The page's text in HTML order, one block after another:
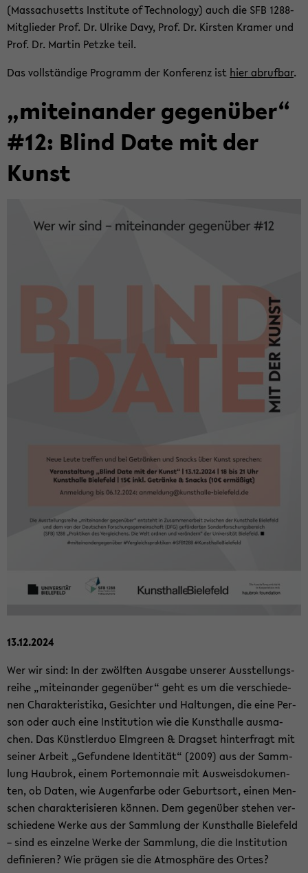
(Mas­sa­chu­setts In­sti­tu­te of Tech­no­lo­gy) auch die SFB 1288-​
Mitglieder Prof. Dr. Ul­ri­ke Davy, Prof. Dr. Kirs­ten Kra­mer und
Prof. Dr. Mar­tin Petz­ke teil.
Das voll­stän­di­ge Pro­gramm der Kon­fe­renz ist hier ab­ruf­bar.
„mit­ein­an­der ge­gen­über“
#12: Blind Date mit der
Kunst
13.12.2024
Wer wir sind: In der zwölf­ten Aus­ga­be un­se­rer Aus­stel­lungs­
rei­he „mit­ein­an­der ge­gen­über“ geht es um die ver­schie­de­
nen Cha­rak­te­ris­ti­ka, Ge­sich­ter und Hal­tun­gen, die eine Per­
son oder auch eine In­sti­tu­ti­on wie die Kunst­hal­le aus­ma­
chen. Das Künst­ler­duo Elm­green & Drags­et hin­ter­fragt mit
sei­ner Ar­beit „Ge­fun­de­ne Iden­ti­tät“ (2009) aus der Samm­
lung Hau­brok, einem Porte­mon­naie mit Aus­weis­do­ku­men­
ten, ob Daten, wie Au­gen­far­be oder Ge­burts­ort, einen Men­
schen cha­rak­te­ri­sie­ren kön­nen. Dem ge­gen­über ste­hen ver­
schie­de­ne Werke aus der Samm­lung der Kunst­hal­le Bie­le­feld
– sind es ein­zel­ne Werke der Samm­lung, die die In­sti­tu­ti­on
de­fi­nie­ren? Wie prä­gen sie die At­mo­sphä­re des Ortes?